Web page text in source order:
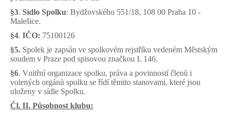
§3. Sídlo Spolku: Bydžovského 551/18, 108 00 Praha 10 -
Malešice.
§4. IČO: 75100126
§5. Spolek je zapsán ve spolkovém rejstříku vedeném Městským
soudem v Praze pod spisovou značkou L 146.
§6. Vnitřní organizace spolku, práva a povinností členů i
volených orgánů spolku se řídí těmito stanovami, které jsou
uloženy v sídle Spolku.
Čl. II. Působnost klubu: